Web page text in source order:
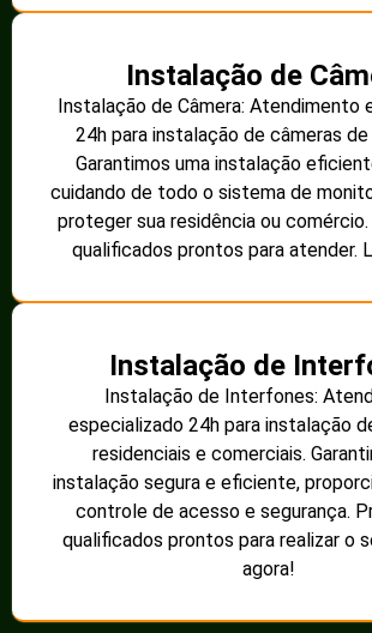
A confiabilidade do fornecimento de
fundamental, especialmente para
dependem da eletricidade para
harmonização garante um fluxo estável e
energia.
3. Melhora na
máquinas funcionam melhor com um
energia de qualidade, resultando em
nas colheitas e na pecuária.
4. Valorização da
A presença de um sistema elétrico bem
eficiente pode valorizar a propriedade
compradores valorizam um bom sistema